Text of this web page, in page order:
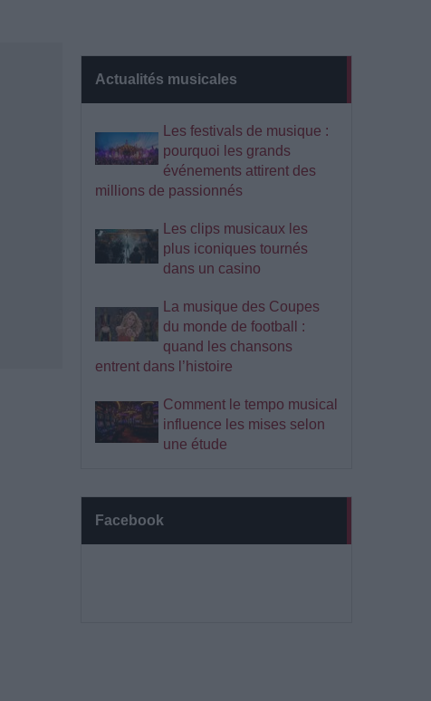
Actualités musicales
Les festivals de musique :
pourquoi les grands
événements attirent des
millions de passionnés
Les clips musicaux les
plus iconiques tournés
dans un casino
La musique des Coupes
du monde de football :
quand les chansons
entrent dans l’histoire
Comment le tempo musical
influence les mises selon
une étude
Facebook